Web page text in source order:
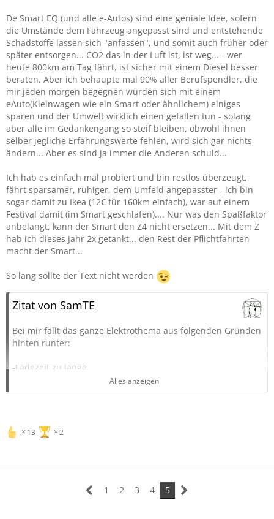
De Smart EQ (und alle e-Autos) sind eine geniale Idee, sofern
die Umstände dem Fahrzeug angepasst sind und entstehende
Schadstoffe lassen sich "anfassen", und somit auch früher oder
später entsorgen... CO2 das in der Luft ist, ist weg... - wer
heute 800km am Tag fährt, ist sicher mit einem Diesel besser
beraten. Aber ich behaupte mal 90% aller Berufspendler, die
mir jeden morgen begegnen würden sich mit einem
eAuto(Kleinwagen wie ein Smart oder ähnlichem) einiges
sparen und der Umwelt wirklich einen gefallen tun - solang
aber alle im Gedankengang so steif bleiben, obwohl ihnen
selber jegliche Erfahrungswerte fehlen, wird sich gar nichts
ändern... Aber es sind ja immer die Anderen schuld...
Ich hab es einfach mal probiert und bin restlos überzeugt,
fährt sparsamer, ruhiger, dem Umfeld angepasster - ich bin
sogar damit zu Ikea (12€ für 160km einfach), war auf einem
Festival damit (im Smart geschlafen).... Nur was den Spaßfaktor
anbelangt, kann der Smart den Z4 nicht ersetzen... Mit dem Z
hab ich dieses Jahr 2x getankt... den Rest der Pflichtfahrten
macht der Smart...
So lang sollte der Text nicht werden
Zitat von SamTE
Bei mir fällt das ganze Elektrothema aus folgenden Gründen
hinten runter:
-Ladezeit zu lange
-Mieter und Tiefgarage, keine Wallbox
-Akkus vorallem nach Schnellladung nach ein paar Jahren
defekt
Damals hat man uns den Diesel als das Top und
NonplusUltra Umweltretter verkauft.
Alles anzeigen
13 2
1 2 3 4 5